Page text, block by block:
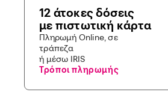
12 άτοκες δόσεις
με πιστωτική κάρτα
Πληρωμή Online, σε
τράπεζα
ή μέσω IRIS
Τρόποι πληρωμής